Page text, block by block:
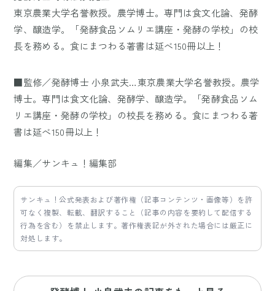
東京農業大学名誉教授。農学博士。専門は食文化論、発酵
学、醸造学。「発酵食品ソムリエ講座・発酵の学校」の校
長を務める。食にまつわる著書は延べ150冊以上！
■監修／発酵博士 小泉武夫…東京農業大学名誉教授。農学
博士。専門は食文化論、発酵学、醸造学。「発酵食品ソム
リエ講座・発酵の学校」の校長を務める。食にまつわる著
書は延べ150冊以上！
編集／サンキュ！編集部
サンキュ！公式発表および著作権（記事コンテンツ・画像等）を許
可なく複製、転載、翻訳すること（記事の内容を要約して配信する
行為を含む）を禁止します。著作権表記が外された場合には厳正に
対処します。